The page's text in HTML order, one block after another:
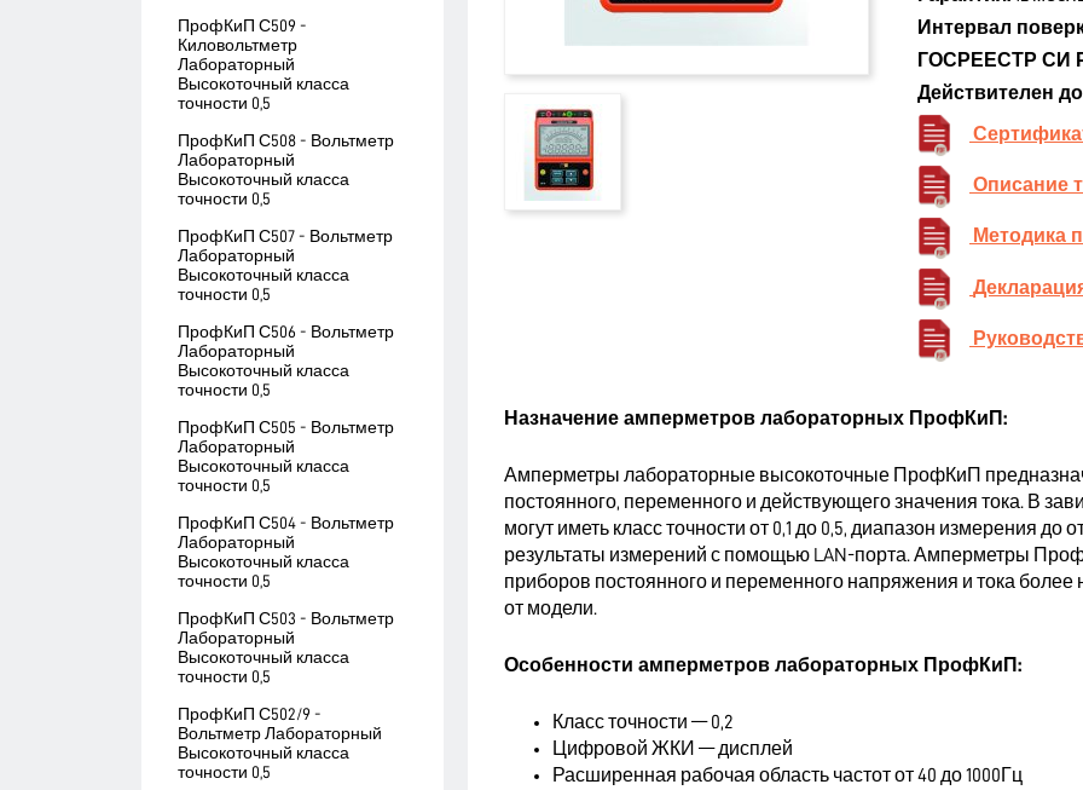
ПрофКиП С509 -
Киловольтметр
Лабораторный
Высокоточный класса
точности 0,5
ПрофКиП С508 - Вольтметр
Лабораторный
Высокоточный класса
точности 0,5
ПрофКиП С507 - Вольтметр
Лабораторный
Высокоточный класса
точности 0,5
ПрофКиП С506 - Вольтметр
Лабораторный
Высокоточный класса
точности 0,5
ПрофКиП С505 - Вольтметр
Лабораторный
Высокоточный класса
точности 0,5
ПрофКиП С504 - Вольтметр
Лабораторный
Высокоточный класса
точности 0,5
ПрофКиП С503 - Вольтметр
Лабораторный
Высокоточный класса
точности 0,5
ПрофКиП С502/9 -
Вольтметр Лабораторный
Высокоточный класса
точности 0,5
Интервал
ГОСРЕЕСТР СИ
Действителен
Описание
Методика
Назначение амперметров лабораторных ПрофКиП:
Амперметры лабораторные высокоточные ПрофКиП
постоянного, переменного и действующего значения тока. В
могут иметь класс точности от 0,1 до 0,5, диапазон измерения до
результаты измерений с помощью LAN-порта. Амперметры
приборов постоянного и переменного напряжения и тока более
от модели.
Особенности амперметров лабораторных ПрофКиП:
Класс точности — 0,2
Цифровой ЖКИ — дисплей
Расширенная рабочая область частот от 40 до 1000Гц